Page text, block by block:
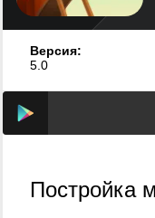
Версия:
5.0
Постройка